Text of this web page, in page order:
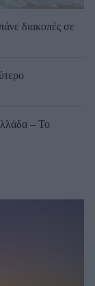
διακοπές σε
– Το